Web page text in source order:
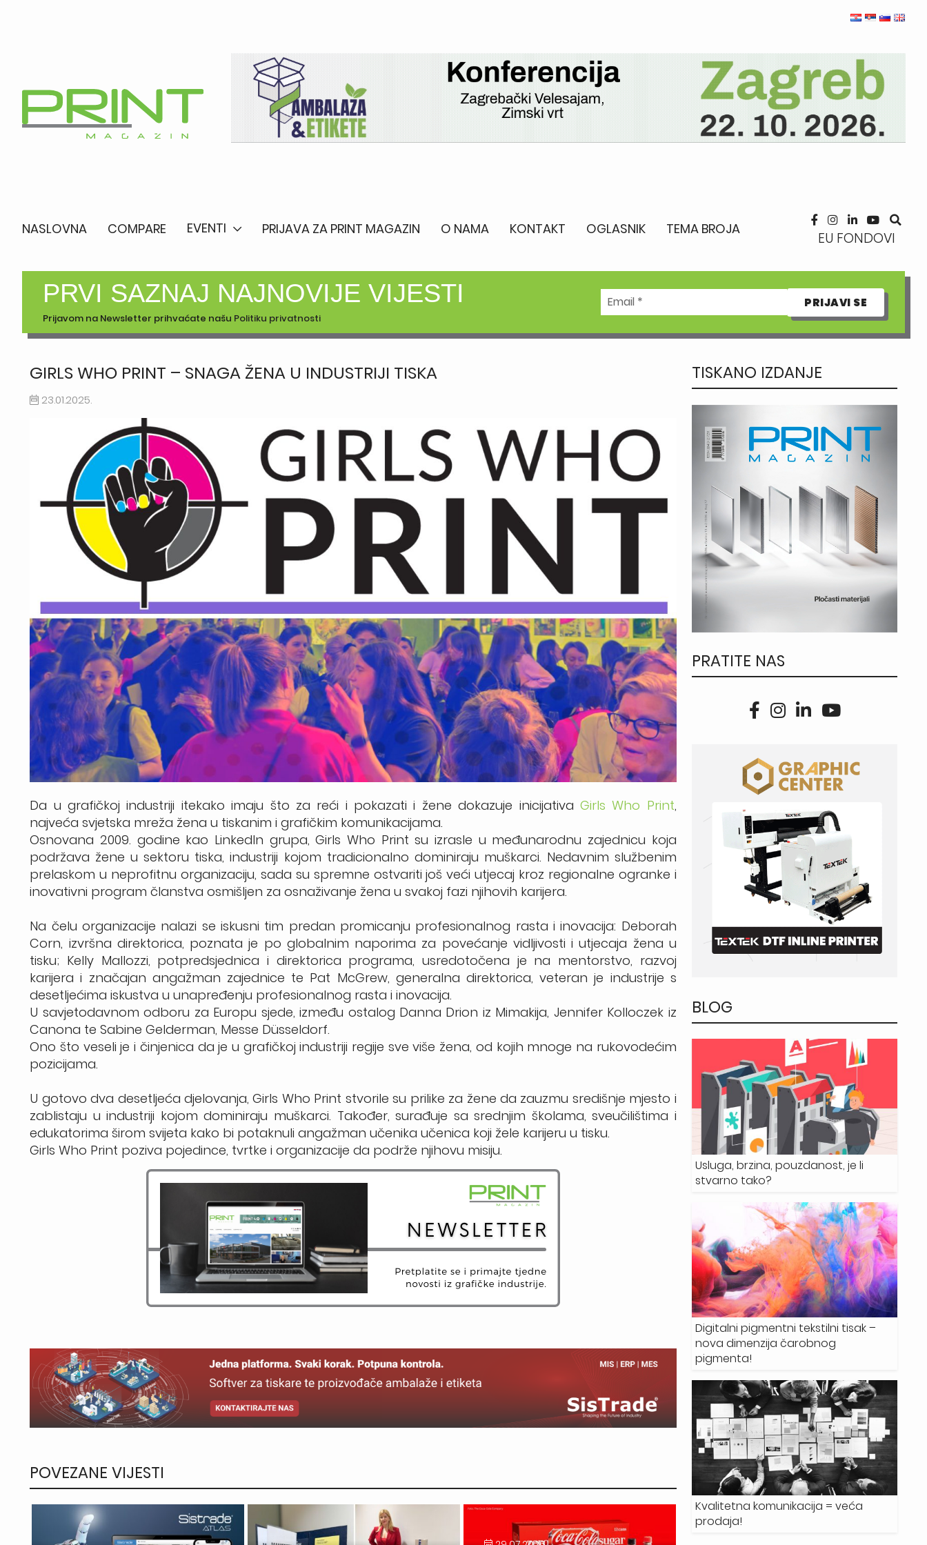
NASLOVNA COMPARE EVENTI PRIJAVA ZA PRINT MAGAZIN O NAMA KONTAKT OGLASNIK TEMA BROJA
EU FONDOVI
PRVI SAZNAJ NAJNOVIJE VIJESTI
Prijavom na Newsletter prihvaćate našu Politiku privatnosti
GIRLS WHO PRINT – SNAGA ŽENA U INDUSTRIJI TISKA
23.01.2025.
Da u grafičkoj industriji itekako imaju što za reći i pokazati i žene dokazuje inicijativa Girls Who Print,
najveća svjetska mreža žena u tiskanim i grafičkim komunikacijama.
Osnovana 2009. godine kao LinkedIn grupa, Girls Who Print su izrasle u međunarodnu zajednicu koja
podržava žene u sektoru tiska, industriji kojom tradicionalno dominiraju muškarci. Nedavnim službenim
prelaskom u neprofitnu organizaciju, sada su spremne ostvariti još veći utjecaj kroz regionalne ogranke i
inovativni program članstva osmišljen za osnaživanje žena u svakoj fazi njihovih karijera.
Na čelu organizacije nalazi se iskusni tim predan promicanju profesionalnog rasta i inovacija: Deborah
Corn, izvršna direktorica, poznata je po globalnim naporima za povećanje vidljivosti i utjecaja žena u
tisku; Kelly Mallozzi, potpredsjednica i direktorica programa, usredotočena je na mentorstvo, razvoj
karijera i značajan angažman zajednice te Pat McGrew, generalna direktorica, veteran je industrije s
desetljećima iskustva u unapređenju profesionalnog rasta i inovacija.
U savjetodavnom odboru za Europu sjede, između ostalog Danna Drion iz Mimakija, Jennifer Kolloczek iz
Canona te Sabine Gelderman, Messe Düsseldorf.
Ono što veseli je i činjenica da je u grafičkoj industriji regije sve više žena, od kojih mnoge na rukovodećim
pozicijama.
U gotovo dva desetljeća djelovanja, Girls Who Print stvorile su prilike za žene da zauzmu središnje mjesto i
zablistaju u industriji kojom dominiraju muškarci. Također, surađuje sa srednjim školama, sveučilištima i
edukatorima širom svijeta kako bi potaknuli angažman učenika učenica koji žele karijeru u tisku.
Girls Who Print poziva pojedince, tvrtke i organizacije da podrže njihovu misiju.
POVEZANE VIJESTI
TISKANO IZDANJE
PRATITE NAS
BLOG
Usluga, brzina, pouzdanost, je li
stvarno tako?
Digitalni pigmentni tekstilni tisak –
nova dimenzija čarobnog
pigmenta!
Kvalitetna komunikacija = veća
prodaja!